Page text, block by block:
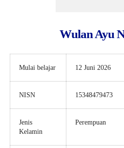
Wulan Ayu
Mulai belajar 12 Juni 2026
NISN 15348479473
Jenis
Kelamin
Perempuan